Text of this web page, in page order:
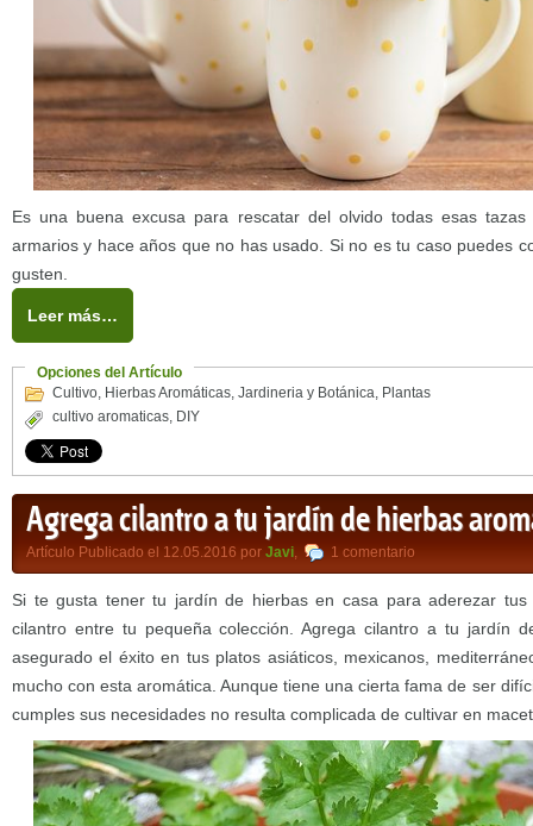
Es una buena excusa para rescatar del olvido todas esas
armarios y hace años que no has usado. Si no es tu caso puedes
gusten.
Leer más…
Opciones del Artículo
Cultivo, Hierbas Aromáticas, Jardineria y Botánica, Plantas
cultivo aromaticas, DIY
Agrega cilantro a tu jardín de hierbas
Artículo Publicado el 12.05.2016 por Javi, 1 comentario
Si te gusta tener tu jardín de hierbas en casa para aderezar
cilantro entre tu pequeña colección. Agrega cilantro a tu jardín
asegurado el éxito en tus platos asiáticos, mexicanos,
mucho con esta aromática. Aunque tiene una cierta fama de ser
cumples sus necesidades no resulta complicada de cultivar en